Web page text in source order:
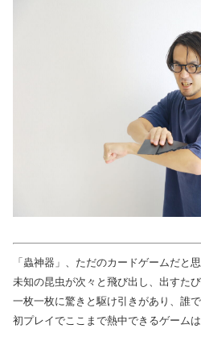
「蟲神器」、ただのカードゲームだと
未知の昆虫が次々と飛び出し、出すた
一枚一枚に驚きと駆け引きがあり、誰
初プレイでここまで熱中できるゲーム